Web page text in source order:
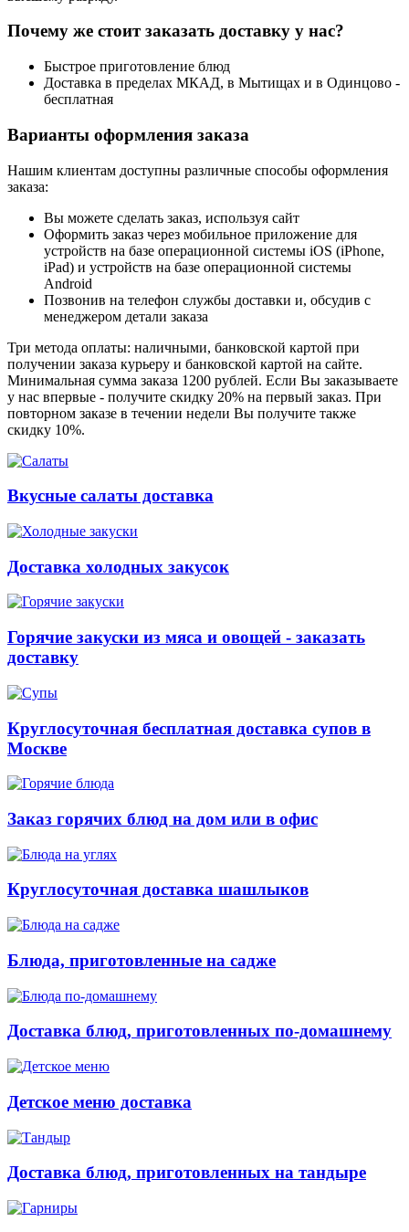
Почему же стоит заказать доставку у нас?
Быстрое приготовление блюд
Доставка в пределах МКАД, в Мытищах и в Одинцово -
бесплатная
Варианты оформления заказа
Нашим клиентам доступны различные способы оформления
заказа:
Вы можете сделать заказ, используя сайт
Оформить заказ через мобильное приложение для
устройств на базе операционной системы iOS (iPhone,
iPad) и устройств на базе операционной системы
Android
Позвонив на телефон службы доставки и, обсудив с
менеджером детали заказа
Три метода оплаты: наличными, банковской картой при
получении заказа курьеру и банковской картой на сайте.
Минимальная сумма заказа 1200 рублей. Если Вы заказываете
у нас впервые - получите скидку 20% на первый заказ. При
повторном заказе в течении недели Вы получите также
скидку 10%.
Вкусные салаты доставка
Доставка холодных закусок
Горячие закуски из мяса и овощей - заказать
доставку
Круглосуточная бесплатная доставка супов в
Москве
Заказ горячих блюд на дом или в офис
Круглосуточная доставка шашлыков
Блюда, приготовленные на садже
Доставка блюд, приготовленных по-домашнему
Детское меню доставка
Доставка блюд, приготовленных на тандыре